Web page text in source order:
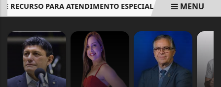
PARA ATENDIMENTO ESPECIAL TERMINA NESTA
MENU